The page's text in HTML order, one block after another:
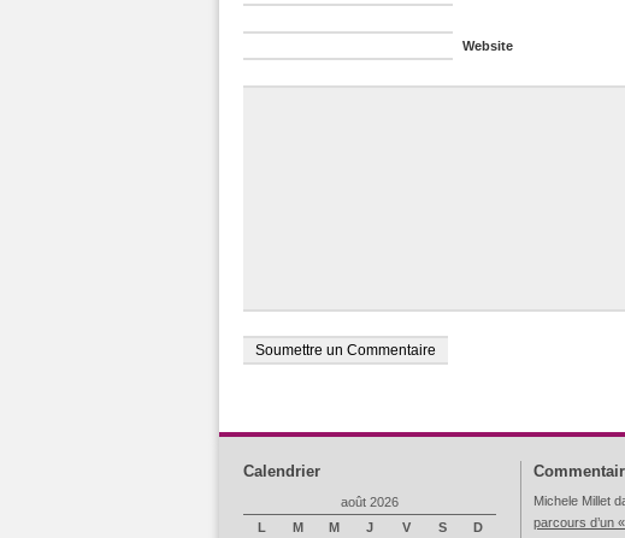
Website
Calendrier
août 2026
L
M M J V S D
Michele Millet
parcours d’un